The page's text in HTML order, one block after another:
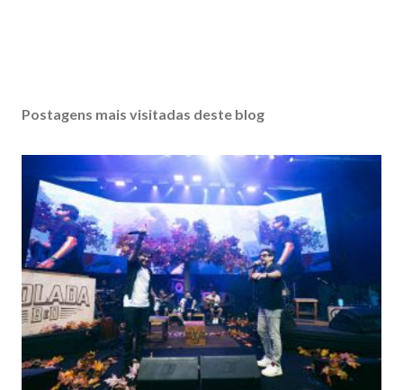
Postagens mais visitadas deste blog